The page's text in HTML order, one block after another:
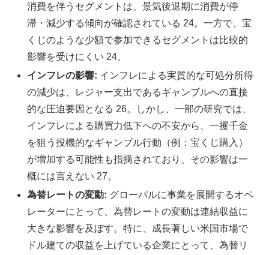
消費を伴うセグメントは、景気後退期に消費が停
滞・減少する傾向が確認されている 24。一方で、宝
くじのような少額で参加できるセグメントは比較的
影響を受けにくい 24。
インフレの影響: インフレによる実質的な可処分所得
の減少は、レジャー支出であるギャンブルへの直接
的な圧迫要因となる 26。しかし、一部の研究では、
インフレによる購買力低下への不安から、一攫千金
を狙う投機的なギャンブル行動（例：宝くじ購入）
が増加する可能性も指摘されており、その影響は一
概には言えない 27。
為替レートの変動: グローバルに事業を展開するオペ
レーターにとって、為替レートの変動は連結収益に
大きな影響を及ぼす。特に、成長著しい米国市場で
ドル建ての収益を上げている企業にとって、為替リ